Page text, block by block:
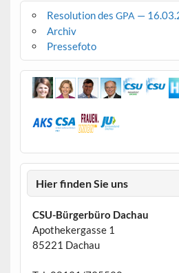
Resolution des GPA —
Archiv
Pressefoto
Hier finden Sie uns
CSU-Bürgerbüro Dachau
Apothekergasse 1
85221 Dachau